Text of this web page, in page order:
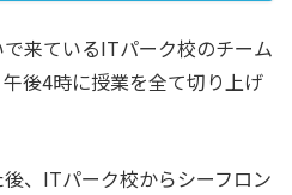
来ているITパーク校のチーム
後4時に授業を全て切り上げ
、ITパーク校からシーフロン